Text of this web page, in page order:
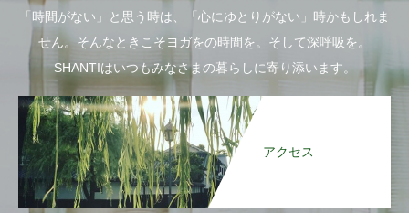
「時間がない」と思う時は、「心にゆとりがない」時かもしれま
せん。そんなときこそヨガをの時間を。そして深呼吸を。
SHANTIはいつもみなさまの暮らしに寄り添います。
アクセス